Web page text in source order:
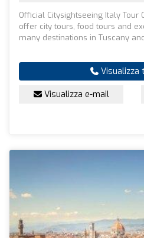
Official Citysightseeing Italy Tour
offer city tours, food tours and
many destinations in Tuscany
Visualizza
Visualizza e-mail